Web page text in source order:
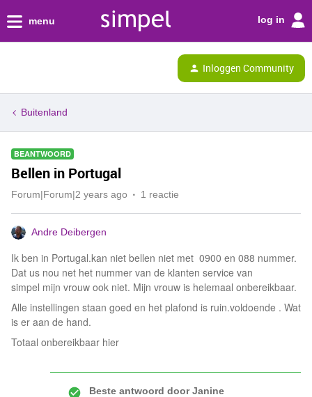
menu log in
Inloggen Community
Buitenland
BEANTWOORD
Bellen in Portugal
Forum|Forum|2 years ago 1 reactie
Andre Deibergen
Ik ben in Portugal.kan niet bellen niet met 0900 en 088 nummer.
Dat us nou net het nummer van de klanten service van
simpel mijn vrouw ook niet. Mijn vrouw is helemaal onbereikbaar.
Alle instellingen staan goed en het plafond is ruin.voldoende . Wat
is er aan de hand.
Totaal onbereikbaar hier
Beste antwoord doorJanine